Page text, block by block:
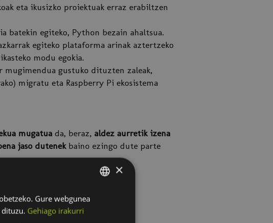
eta ikusizko proiektuak erraz erabiltzen
batekin egiteko, Python bezain ahaltsua.
egiteko plataforma arinak aztertzeko
modu egokia.
mugimendua gustuko dituzten zaleak,
migratu eta Raspberry Pi ekosistema
mugatua da, beraz, aldez aurretik izena
jaso dutenek baino ezingo dute parte
×
Gure webgunea
Gehiago irakurri